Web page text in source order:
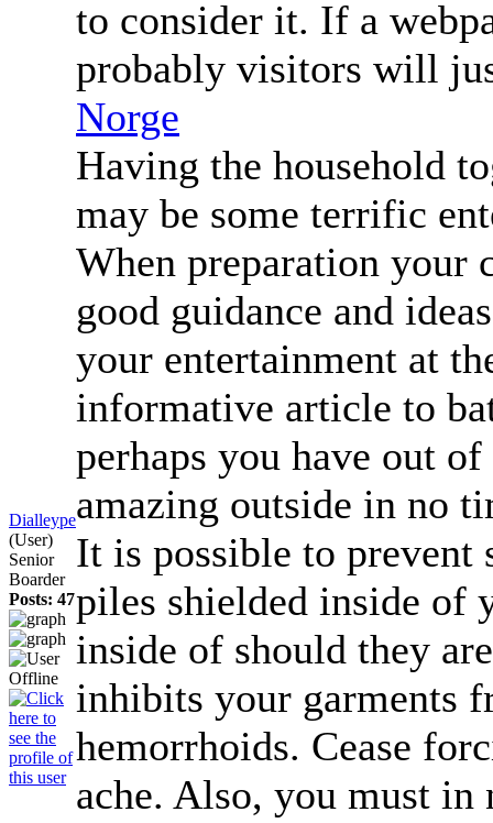
Dialleype
(User)
Senior
Boarder
Posts: 47
to consider it. If a
probably visitors will
Norge
Having the household
may be some terrific
When preparation your
good guidance and
your entertainment at
informative article to
perhaps you have out
amazing outside in no
It is possible to prevent
piles shielded inside of
inside of should they
inhibits your garments
hemorrhoids. Cease
ache. Also, you must